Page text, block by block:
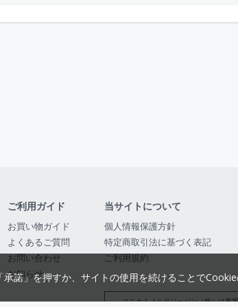
ご利用ガイド
お買い物ガイド
よくあるご質問
お問い合わせ
お知らせ
当サイトについて
個人情報保護方針
特定商取引法に基づく表記
ご利用規約
コニカミノルタジャパン（株）は事
諾」を押すか、サイトの使用を続けることでCookie